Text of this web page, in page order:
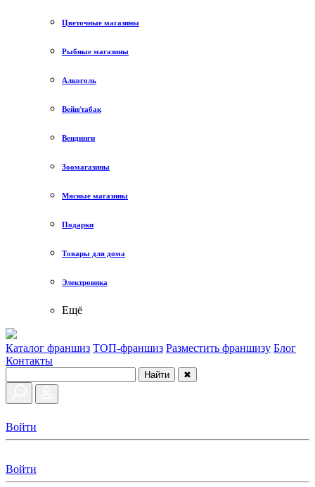
Цветочные магазины
Рыбные магазины
Алкоголь
Вейп/табак
Вендинги
Зоомагазины
Мясные магазины
Подарки
Товары для дома
Электроника
Ещё
Каталог франшиз ТОП-франшиз Разместить франшизу Блог
Контакты
Найти ✖
Войти
Войти